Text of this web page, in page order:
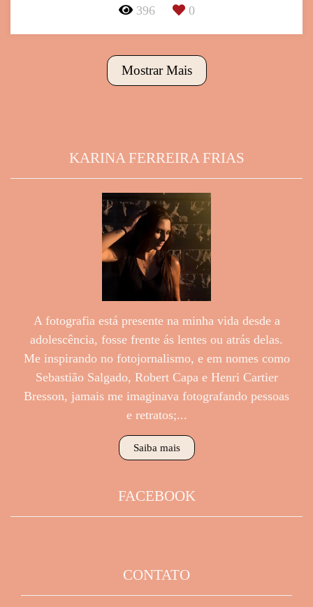
396 0
Mostrar Mais
KARINA FERREIRA FRIAS
A fotografia está presente na minha vida desde a
adolescência, fosse frente ás lentes ou atrás delas.
Me inspirando no fotojornalismo, e em nomes como
Sebastião Salgado, Robert Capa e Henri Cartier
Bresson, jamais me imaginava fotografando pessoas
e retratos;...
Saiba mais
FACEBOOK
CONTATO